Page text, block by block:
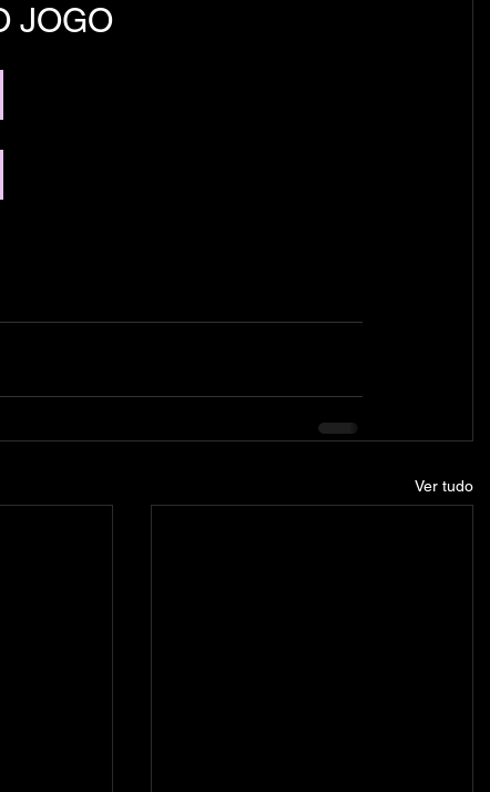
JOGO
Ver tudo